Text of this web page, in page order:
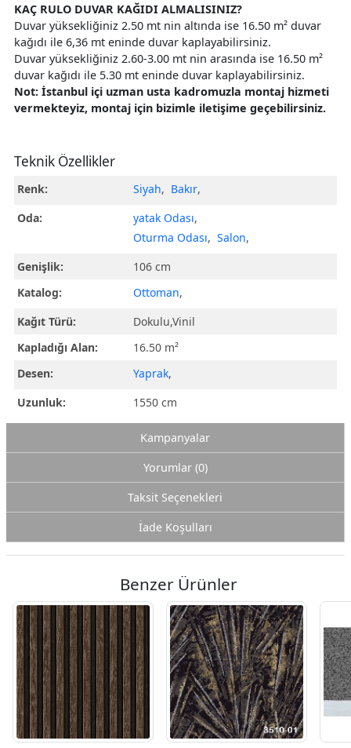
KAÇ RULO DUVAR KAĞIDI ALMALISINIZ?
Duvar yüksekliğiniz 2.50 mt nin altında ise 16.50 m² duvar
kağıdı ile 6,36 mt eninde duvar kaplayabilirsiniz.
Duvar yüksekliğiniz 2.60-3.00 mt nin arasında ise 16.50 m²
duvar kağıdı ile 5.30 mt eninde duvar kaplayabilirsiniz.
Not: İstanbul içi uzman usta kadromuzla montaj hizmeti
vermekteyiz, montaj için bizimle iletişime geçebilirsiniz.
Teknik Özellikler
Renk: Siyah, Bakır,
Oda:
yatak Odası,
Oturma Odası, Salon,
Genişlik:
106 cm
Katalog:
Ottoman,
Kağıt Türü:
Dokulu,Vinil
Kapladığı Alan:
16.50 m²
Desen:
Yaprak,
Uzunluk:
1550 cm
Kampanyalar
Yorumlar (0)
Taksit Seçenekleri
İade Koşulları
Benzer Ürünler